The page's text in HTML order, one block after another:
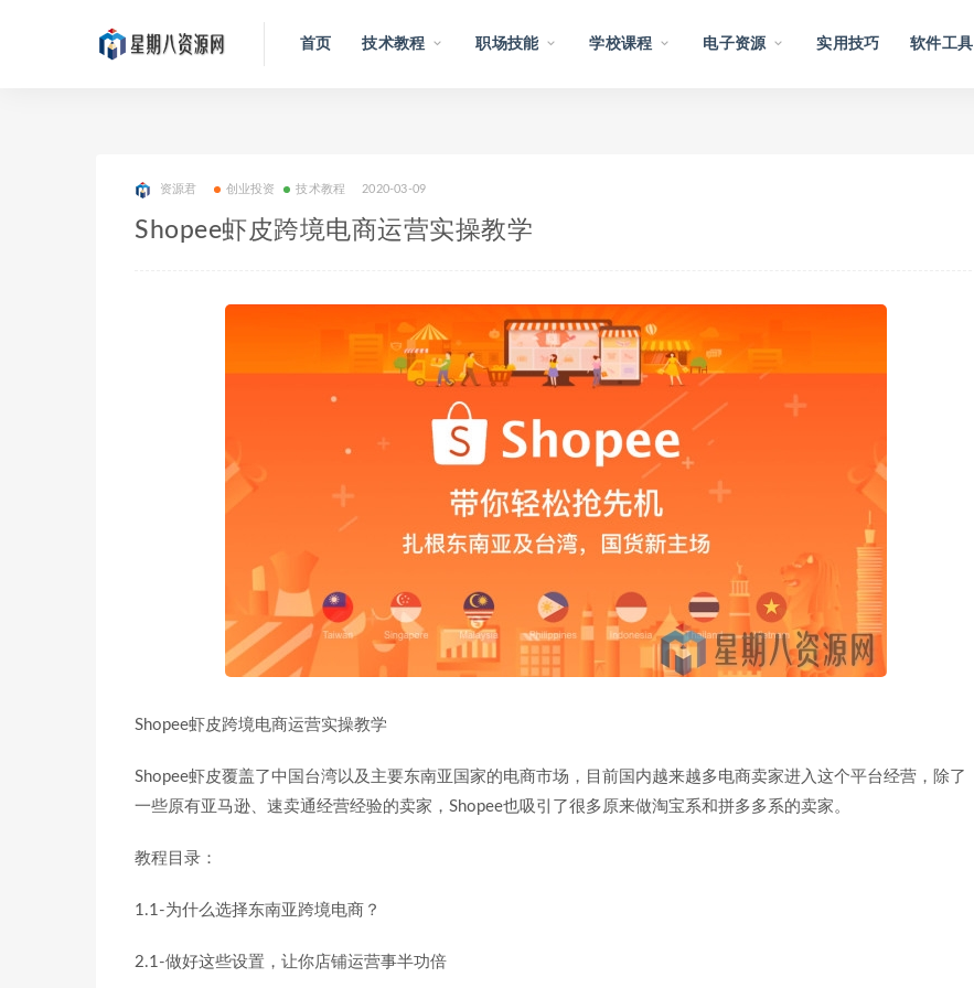
首页 技术教程 职场技能 学校课程 电子资源 实用技巧 软件工具
资源君 创业投资 技术教程 2020-03-09
Shopee虾皮跨境电商运营实操教学
Shopee虾皮跨境电商运营实操教学
Shopee虾皮覆盖了中国台湾以及主要东南亚国家的电商市场，目前国内越来越多电商卖家进入这个平台经营，除了
一些原有亚马逊、速卖通经营经验的卖家，Shopee也吸引了很多原来做淘宝系和拼多多系的卖家。
教程目录：
1.1-为什么选择东南亚跨境电商？
2.1-做好这些设置，让你店铺运营事半功倍